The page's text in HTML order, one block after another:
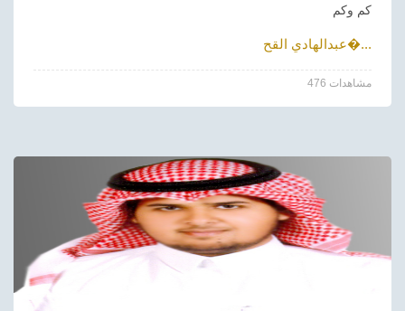
كم وكم
عبدالهادي القح�...
476 مشاهدات